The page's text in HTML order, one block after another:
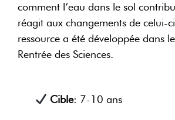
comment l’eau dans le sol
réagit aux changements de celui-
ressource a été développée dans
Rentrée des Sciences.
Cible: 7-10 ans